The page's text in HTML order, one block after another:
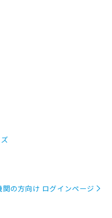
関の方向け ログインページ